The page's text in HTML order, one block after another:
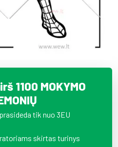
1100 MOKYMO
tik nuo 3EU
skirtas turinys